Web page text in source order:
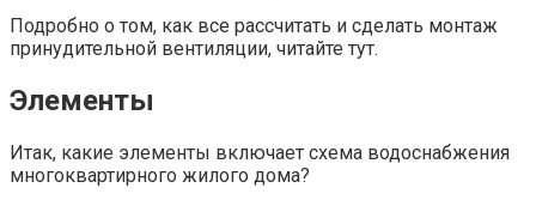
Подробно о том, как все рассчитать и сделать монтаж
принудительной вентиляции, читайте тут.
Элементы
Итак, какие элементы включает схема водоснабжения
многоквартирного жилого дома?